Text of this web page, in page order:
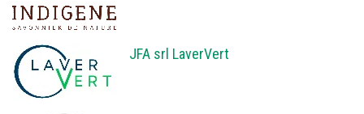
JFA srl LaverVert